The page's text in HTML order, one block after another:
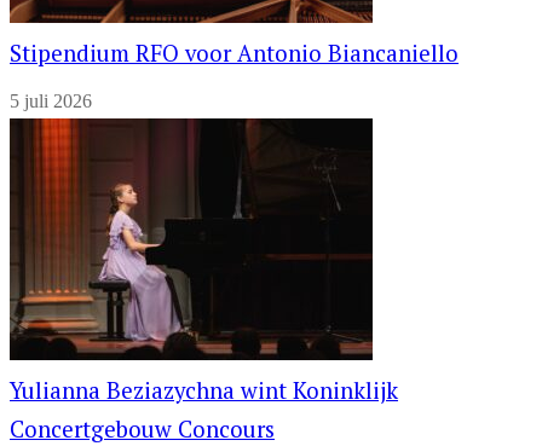
Stipendium RFO voor Antonio Biancaniello
5 juli 2026
Yulianna Beziazychna wint Koninklijk
Concertgebouw Concours